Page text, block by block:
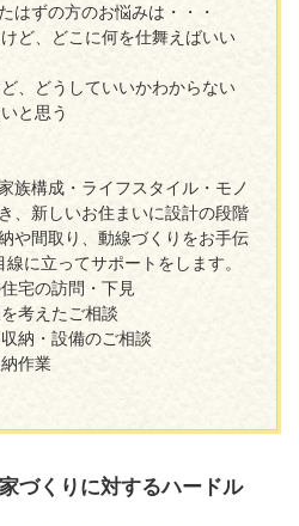
はずの方のお悩みは・・・
ど、どこに何を仕舞えばいい
、どうしていいかわからない
と思う
族構成・ライフスタイル・モノ
、新しいお住まいに設計の段階
や間取り、動線づくりをお手伝
に立ってサポートをします。
宅の訪問・下見
考えたご相談
納・設備のご相談
作業
づくりに対するハードル